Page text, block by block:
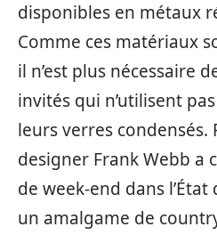
disponibles en métaux
Comme ces matériaux
il n’est plus nécessaire
invités qui n’utilisent
leurs verres condensés.
designer Frank Webb a
de week-end dans
un amalgame de